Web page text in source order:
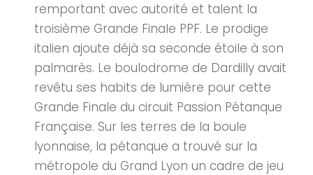
remportant avec autorité et talent la
troisième Grande Finale PPF. Le prodige
italien ajoute déjà sa seconde étoile à son
palmarès. Le boulodrome de Dardilly avait
revêtu ses habits de lumière pour cette
Grande Finale du circuit Passion Pétanque
Française. Sur les terres de la boule
lyonnaise, la pétanque a trouvé sur la
métropole du Grand Lyon un cadre de jeu